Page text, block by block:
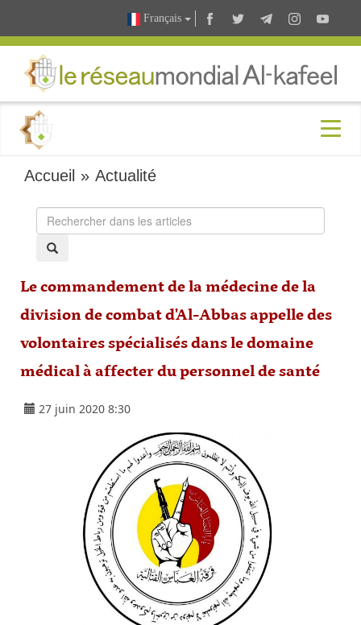
Français
Accueil »Actualité
Le commandement de la médecine de la
division de combat d'Al-Abbas appelle des
volontaires spécialisés dans le domaine
médical à affecter du personnel de santé
27 juin 2020 8:30